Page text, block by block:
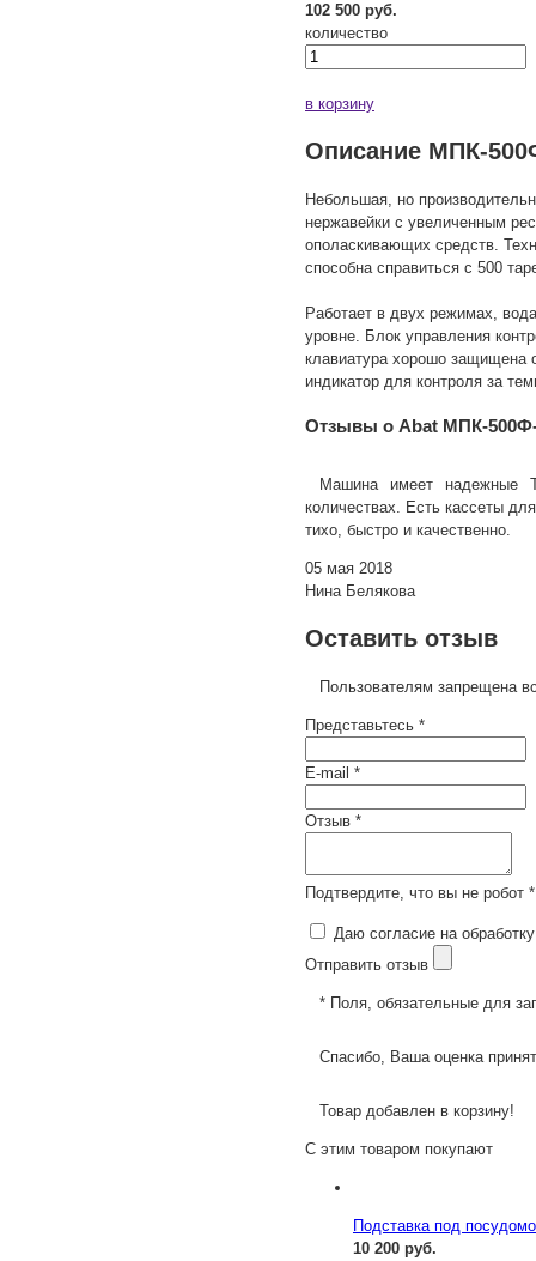
102 500 руб.
количество
в корзину
Описание МПК-
Небольшая, но
нержавейки с увеличенным
ополаскивающих средств.
способна справиться с 500
Работает в двух режимах,
уровне. Блок управления
клавиатура хорошо защищена
индикатор для контроля за
Отзывы о Abat МПК-
Машина имеет надежные
количествах. Есть кассеты
тихо, быстро и качественно.
05 мая 2018
Нина Белякова
Оставить отзыв
Пользователям запрещена
Представьтесь *
E-mail *
Отзыв *
Подтвердите, что вы не робот *
Даю согласие на
Отправить отзыв
* Поля, обязательные для
Спасибо, Ваша оценка
Товар добавлен в корзину!
С этим товаром покупают
Подставка под
10 200 руб.